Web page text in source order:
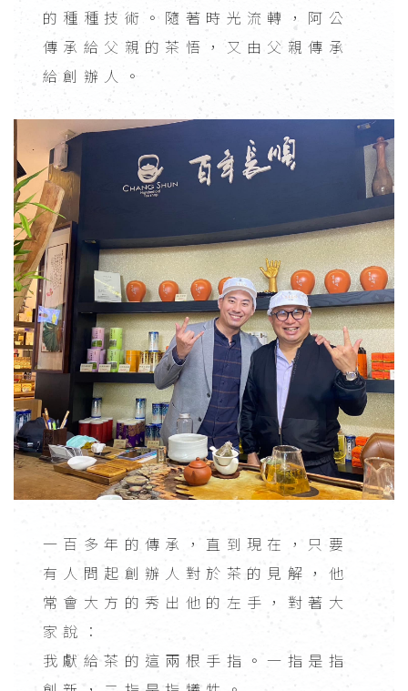
的種種技術。隨著時光流轉，阿公
傳承給父親的茶悟，又由父親傳承
給創辦人。
一百多年的傳承，直到現在，只要
有人問起創辦人對於茶的見解，他
常會大方的秀出他的左手，對著大
家說：
我獻給茶的這兩根手指。一指是指